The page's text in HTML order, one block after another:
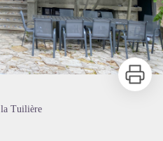
Imprimer
Tuilière